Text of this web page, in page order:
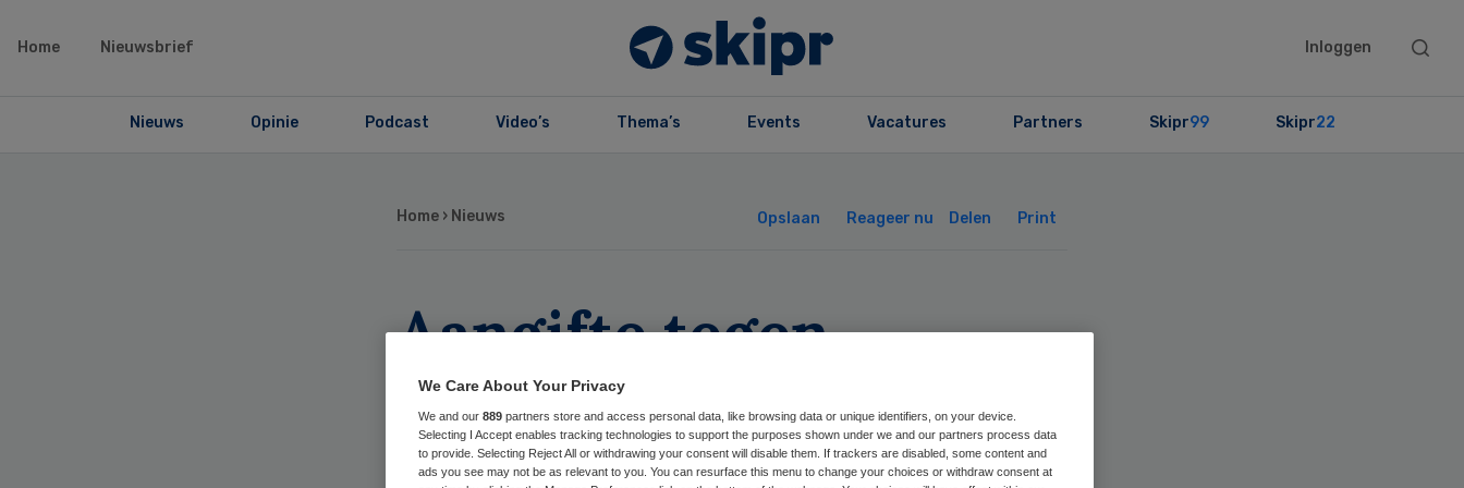
Home Nieuwsbrief Inloggen
Search
Nieuws Opinie Podcast Video’s Thema’s Events Vacatures Partners Skipr99 Skipr22
Home › Nieuws Opslaan Reageer nu Delen Print
Aangifte tegen
psychologe na suïcide
We Care About Your Privacy
We and our 889 partners store and access personal data, like browsing data or unique identifiers, on your device.
Selecting I Accept enables tracking technologies to support the purposes shown under we and our partners process data
to provide. Selecting Reject All or withdrawing your consent will disable them. If trackers are disabled, some content and
ads you see may not be as relevant to you. You can resurface this menu to change your choices or withdraw consent at